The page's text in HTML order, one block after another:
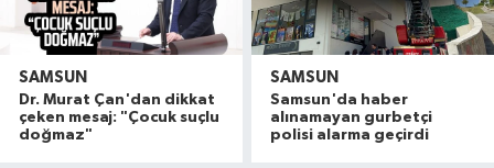
SAMSUN
Dr. Murat Çan'dan dikkat
çeken mesaj: "Çocuk suçlu
doğmaz"
SAMSUN
Samsun'da haber
alınamayan gurbetçi
polisi alarma geçirdi